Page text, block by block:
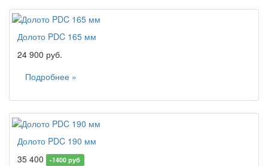
Долото PDC 165 мм
24 900 руб.
Подробнее »
Долото PDC 190 мм
35 400
-1400 руб